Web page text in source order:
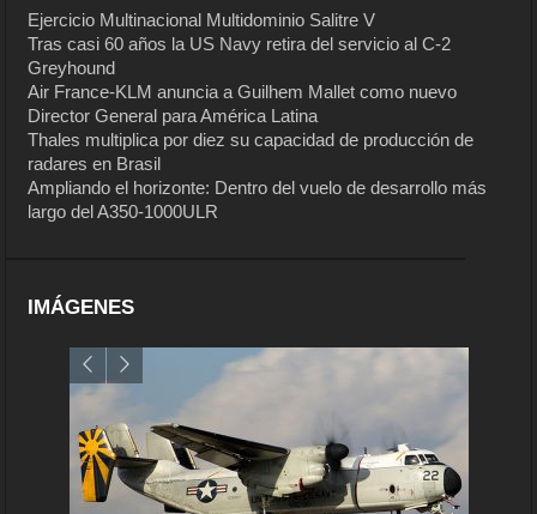
Ejercicio Multinacional Multidominio Salitre V
Tras casi 60 años la US Navy retira del servicio al C-2
Greyhound
Air France-KLM anuncia a Guilhem Mallet como nuevo
Director General para América Latina
Thales multiplica por diez su capacidad de producción de
radares en Brasil
Ampliando el horizonte: Dentro del vuelo de desarrollo más
largo del A350-1000ULR
IMÁGENES